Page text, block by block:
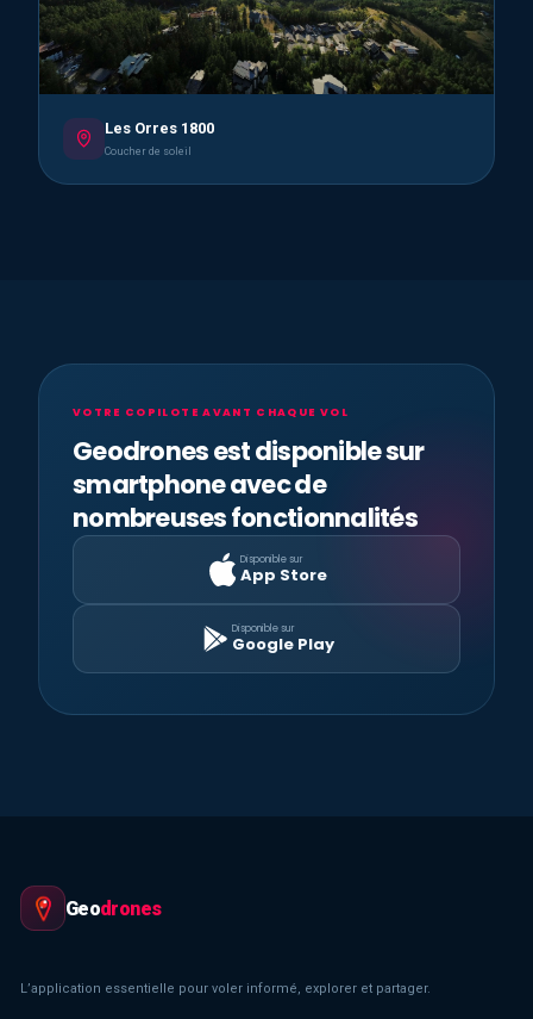
Les Orres 1800
Coucher de soleil
VOTRE COPILOTE AVANT CHAQUE VOL
Geodrones est disponible sur
smartphone avec de
nombreuses fonctionnalités
Disponible sur
App Store
Disponible sur
Google Play
Geodrones
L’application essentielle pour voler informé, explorer et partager.